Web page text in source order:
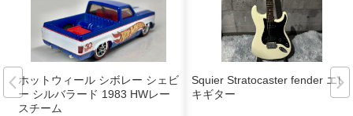
ホットウィール シボレー シェビ
ー シルバラード 1983 HWレー
スチーム
Squier Stratocaster fender エレ
キギター